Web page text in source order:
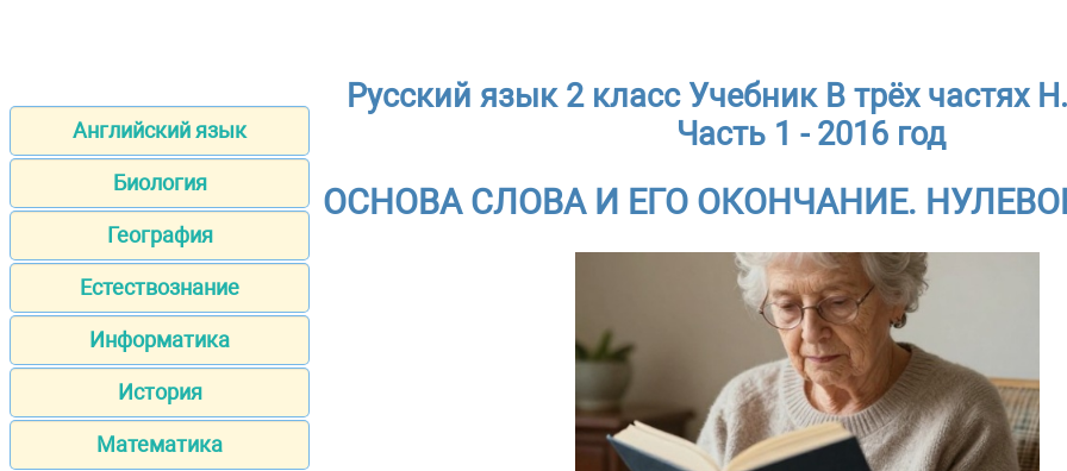
Английский язык
Биология
География
Естествознание
Информатика
История
Математика
Русский язык 2 класс Учебник В трёх частях
Часть 1 - 2016 год
ОСНОВА СЛОВА И ЕГО ОКОНЧАНИЕ.